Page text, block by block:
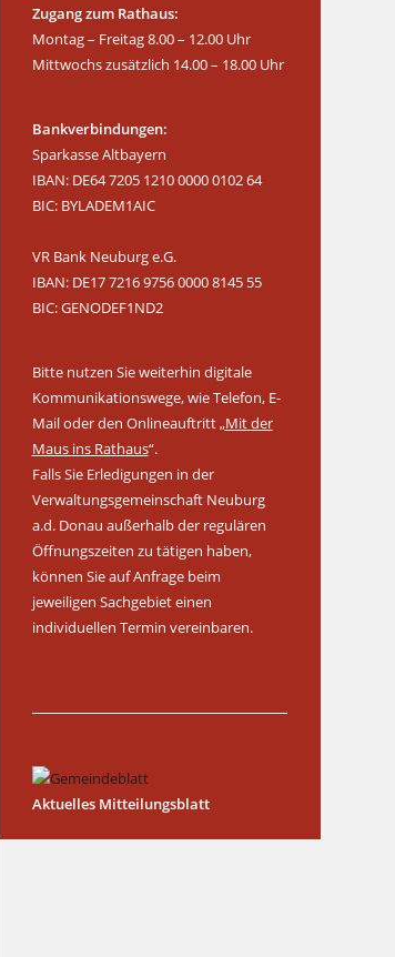
Zugang zum Rathaus:
Montag – Freitag 8.00 – 12.00 Uhr
Mittwochs zusätzlich 14.00 – 18.00 Uhr
Bankverbindungen:
Sparkasse Altbayern
IBAN: DE64 7205 1210 0000 0102 64
BIC: BYLADEM1AIC
VR Bank Neuburg e.G.
IBAN: DE17 7216 9756 0000 8145 55
BIC: GENODEF1ND2
Bitte nutzen Sie weiterhin digitale
Kommunikationswege, wie Telefon, E-
Mail oder den Onlineauftritt „Mit der
Maus ins Rathaus“.
Falls Sie Erledigungen in der
Verwaltungsgemeinschaft Neuburg
a.d. Donau außerhalb der regulären
Öffnungszeiten zu tätigen haben,
können Sie auf Anfrage beim
jeweiligen Sachgebiet einen
individuellen Termin vereinbaren.
Aktuelles Mitteilungsblatt